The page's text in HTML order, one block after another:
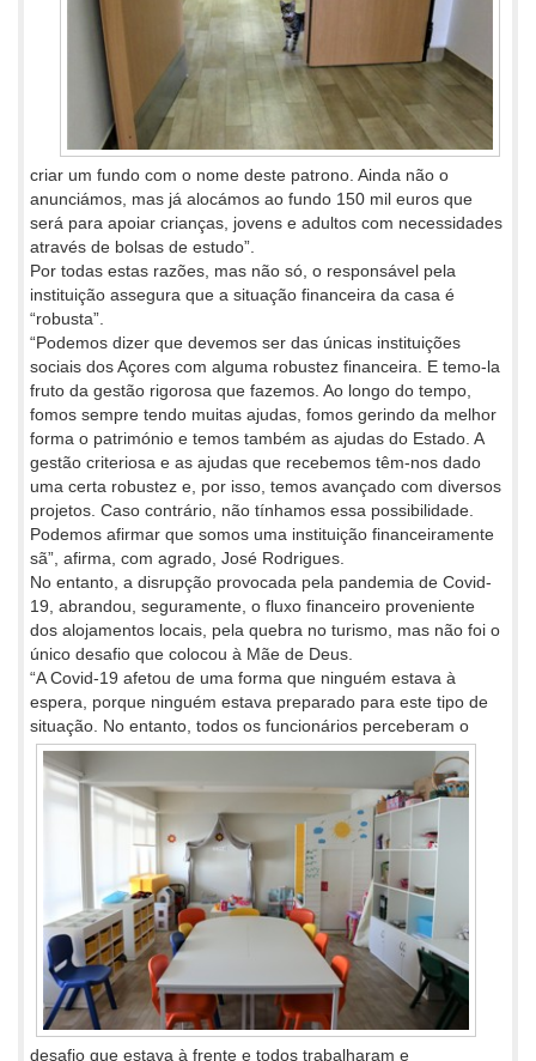
criar um fundo com o nome deste patrono. Ainda não o
anunciámos, mas já alocámos ao fundo 150 mil euros que
será para apoiar crianças, jovens e adultos com necessidades
através de bolsas de estudo”.
Por todas estas razões, mas não só, o responsável pela
instituição assegura que a situação financeira da casa é
“robusta”.
“Podemos dizer que devemos ser das únicas instituições
sociais dos Açores com alguma robustez financeira. E temo-la
fruto da gestão rigorosa que fazemos. Ao longo do tempo,
fomos sempre tendo muitas ajudas, fomos gerindo da melhor
forma o património e temos também as ajudas do Estado. A
gestão criteriosa e as ajudas que recebemos têm-nos dado
uma certa robustez e, por isso, temos avançado com diversos
projetos. Caso contrário, não tínhamos essa possibilidade.
Podemos afirmar que somos uma instituição financeiramente
sã”, afirma, com agrado, José Rodrigues.
No entanto, a disrupção provocada pela pandemia de Covid-
19, abrandou, seguramente, o fluxo financeiro proveniente
dos alojamentos locais, pela quebra no turismo, mas não foi o
único desafio que colocou à Mãe de Deus.
“A Covid-19 afetou de uma forma que ninguém estava à
espera, porque ninguém estava preparado para este tipo de
situação. No entanto, todos os funcionários perceberam o
desafio que estava à frente e todos trabalharam e